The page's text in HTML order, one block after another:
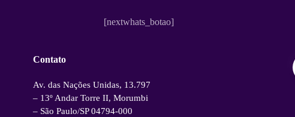
[nextwhats_botao]
Contato
Av. das Nações Unidas, 13.797
– 13º Andar Torre II, Morumbi
– São Paulo/SP 04794-000